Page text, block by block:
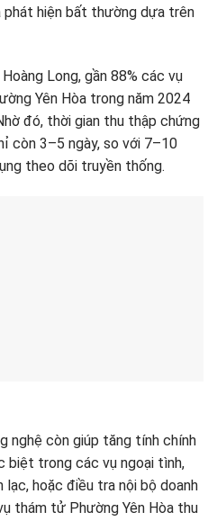
phát hiện bất thường dựa trên
Long, gần 88% các vụ
Yên Hòa trong năm 2024
đó, thời gian thu thập chứng
còn 3–5 ngày, so với 7–10
theo dõi truyền thống.
nghệ còn giúp tăng tính chính
biệt trong các vụ ngoại tình,
hoặc điều tra nội bộ doanh
thám tử Phường Yên Hòa thu